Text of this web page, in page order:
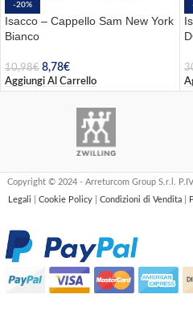
-20%
Isacco – Cappello Sam New York
Bianco
10,98€ 8,78€
Aggiungi Al Carrello
Copyright © 2024 - Arreturcom Group S.r.l.
Legali
Cookie Policy Condizioni di Vendita